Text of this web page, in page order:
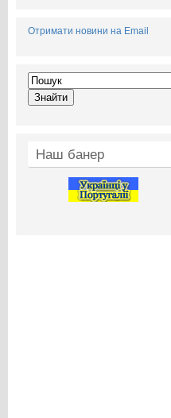
Отримати новини на Email
Наш банер